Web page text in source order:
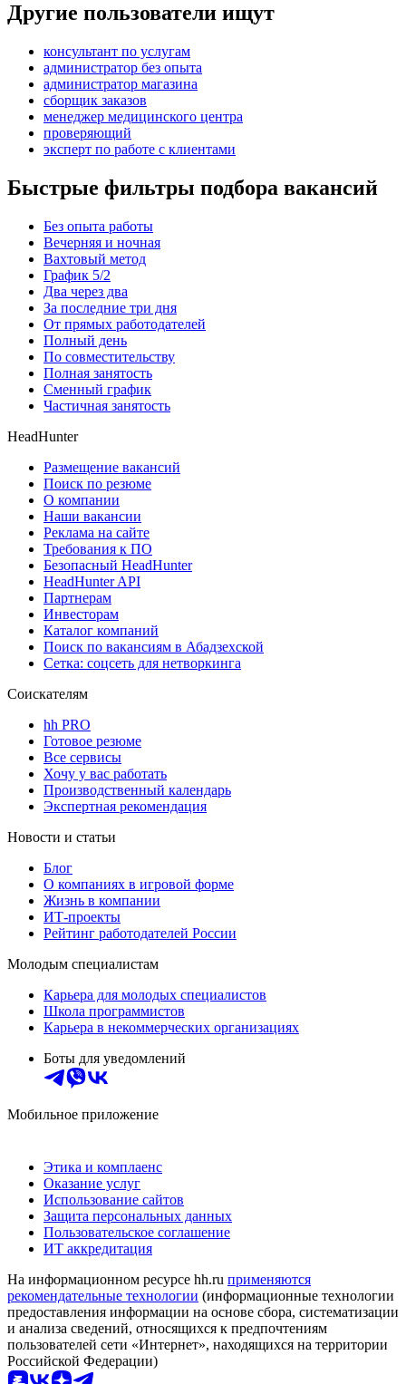
Другие пользователи ищут
консультант по услугам
администратор без опыта
администратор магазина
сборщик заказов
менеджер медицинского центра
проверяющий
эксперт по работе с клиентами
Быстрые фильтры подбора вакансий
Без опыта работы
Вечерняя и ночная
Вахтовый метод
График 5/2
Два через два
За последние три дня
От прямых работодателей
Полный день
По совместительству
Полная занятость
Сменный график
Частичная занятость
HeadHunter
Размещение вакансий
Поиск по резюме
О компании
Наши вакансии
Реклама на сайте
Требования к ПО
Безопасный HeadHunter
HeadHunter API
Партнерам
Инвесторам
Каталог компаний
Поиск по вакансиям в Абадзехской
Сетка: соцсеть для нетворкинга
Соискателям
hh PRO
Готовое резюме
Все сервисы
Хочу у вас работать
Производственный календарь
Экспертная рекомендация
Новости и статьи
Блог
О компаниях в игровой форме
Жизнь в компании
ИТ-проекты
Рейтинг работодателей России
Молодым специалистам
Карьера для молодых специалистов
Школа программистов
Карьера в некоммерческих организациях
Боты для уведомлений
Мобильное приложение
Этика и комплаенс
Оказание услуг
Использование сайтов
Защита персональных данных
Пользовательское соглашение
ИТ аккредитация
На информационном ресурсе hh.ru применяются
рекомендательные технологии (информационные технологии
предоставления информации на основе сбора, систематизации
и анализа сведений, относящихся к предпочтениям
пользователей сети «Интернет», находящихся на территории
Российской Федерации)